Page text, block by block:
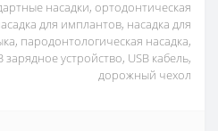
насадки, ортодонтическая
для имплантов, насадка для
пародонтологическая насадка,
зарядное устройство, USB кабель,
дорожный чехол